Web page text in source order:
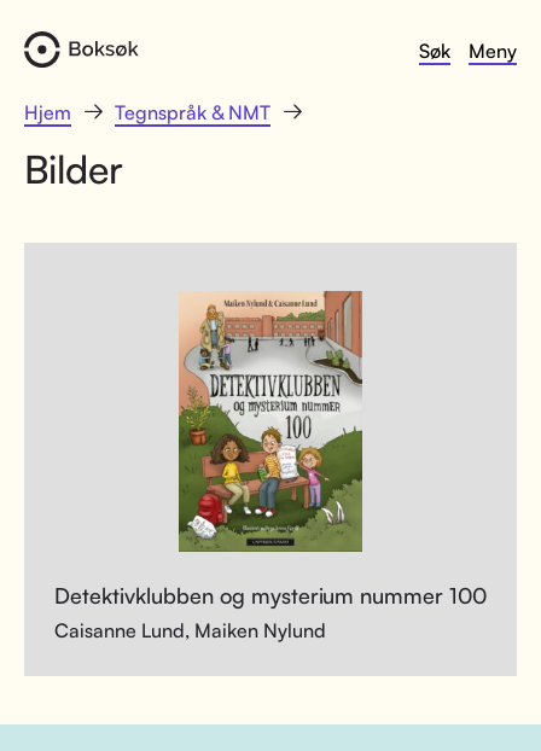
Søk Meny
Hjem Tegnspråk & NMT
Bilder
Detektivklubben og mysterium nummer 100
Caisanne Lund, Maiken Nylund